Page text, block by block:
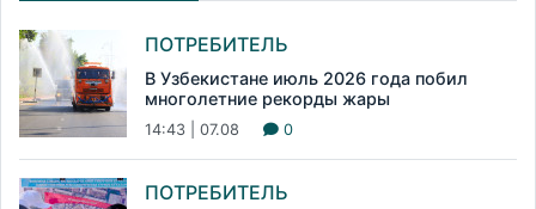
ПОТРЕБИТЕЛЬ
В Узбекистане июль 2026 года побил
многолетние рекорды жары
14:43 | 07.08 0
ПОТРЕБИТЕЛЬ